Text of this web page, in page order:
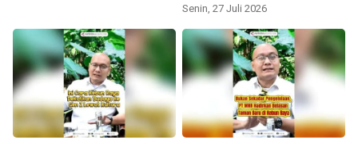
Senin, 27 Juli 2026